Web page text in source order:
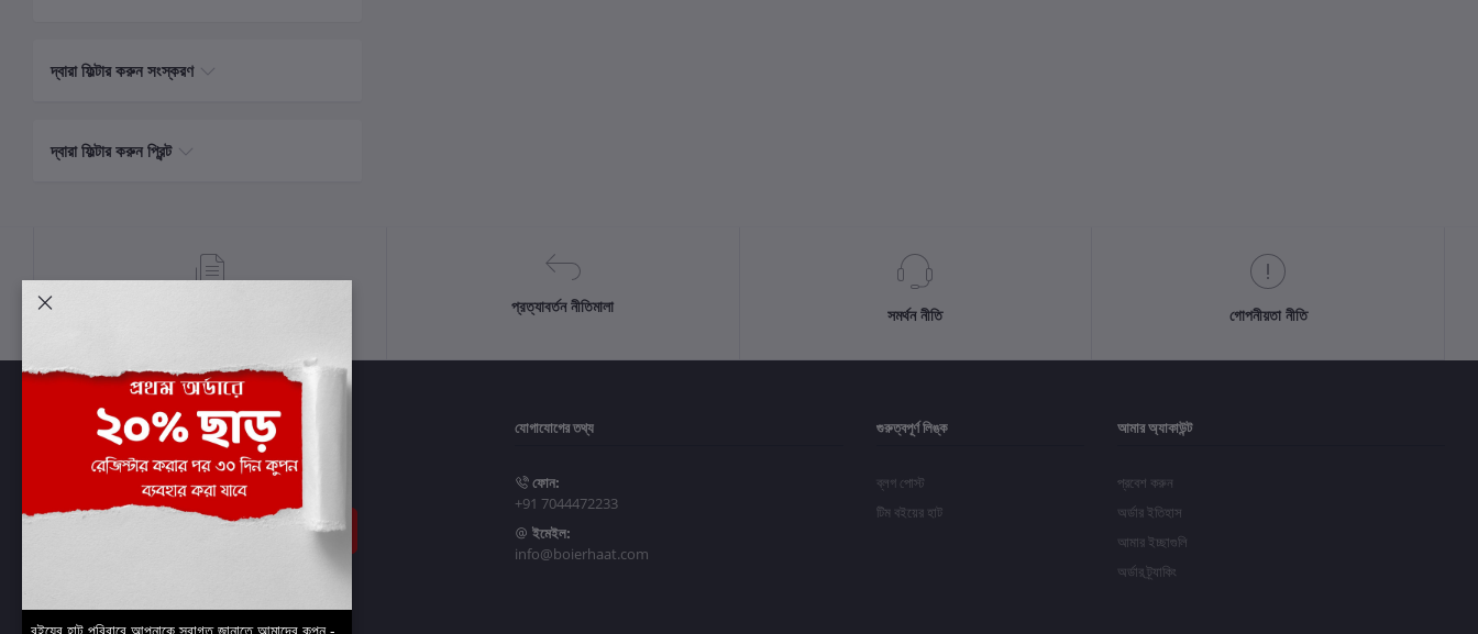
দ্বারা ফিল্টার করুন সংস্করণ
দ্বারা ফিল্টার করুন প্রিন্ট
প্রত্যাবর্তন নীতিমালা সমর্থন নীতি গোপনীয়তা নীতি
সাবস্ক্রাইব
যোগাযোগের তথ্য
ফোন:
+91 7044472233
ইমেইল:
info@boierhaat.com
গুরুত্বপূর্ণ লিঙ্ক
ব্লগ পোস্ট
টিম বইয়ের হাট
আমার অ্যাকাউন্ট
প্রবেশ করুন
অর্ডার ইতিহাস
আমার ইচ্ছাগুলি
অর্ডার ট্র্যাকিং